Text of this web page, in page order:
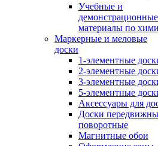
Учебные и
демонстрационные
материалы по
Маркерные и меловые
доски
1-элементные
2-элементные
3-элементные
5-элементные
Аксессуары для
Доски
поворотные
Магнитные обои